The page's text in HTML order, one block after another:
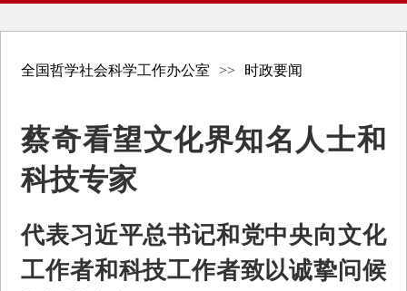
全国哲学社会科学工作办公室 >> 时政要闻
蔡奇看望文化界知名人士和
科技专家
代表习近平总书记和党中央向文化
工作者和科技工作者致以诚挚问候